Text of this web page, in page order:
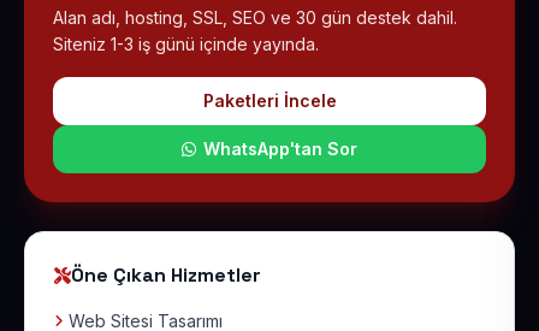
Alan adı, hosting, SSL, SEO ve 30 gün destek dahil.
Siteniz 1-3 iş günü içinde yayında.
Paketleri İncele
WhatsApp'tan Sor
Öne Çıkan Hizmetler
Web Sitesi Tasarımı